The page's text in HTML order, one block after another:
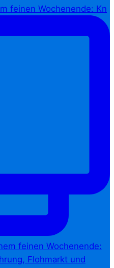
feinen Wochenende: Kn